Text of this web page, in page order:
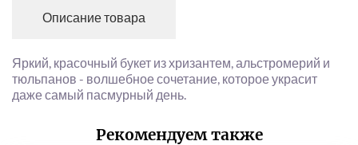
Описание товара
Яркий, красочный букет из хризантем, альстромерий и
тюльпанов - волшебное сочетание, которое украсит
даже самый пасмурный день.
Рекомендуем также